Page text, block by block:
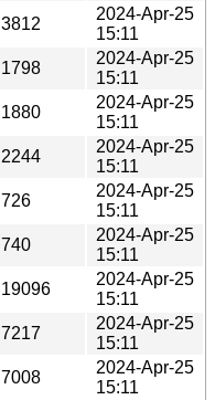
3812
2024-Apr-25
15:11
1798
2024-Apr-25
15:11
1880
2024-Apr-25
15:11
2244
2024-Apr-25
15:11
726
2024-Apr-25
15:11
740
2024-Apr-25
15:11
19096
2024-Apr-25
15:11
7217
2024-Apr-25
15:11
7008
2024-Apr-25
15:11